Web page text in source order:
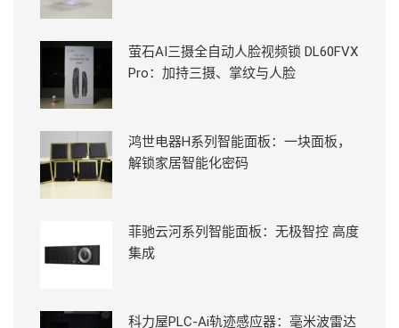
萤石AI三摄全自动人脸视频锁 DL60FVX
Pro：加持三摄、掌纹与人脸
鸿世电器H系列智能面板：一块面板，
解锁家居智能化密码
菲驰云河系列智能面板：无极智控 高度
集成
科力屋PLC-Ai轨迹感应器：毫米波雷达